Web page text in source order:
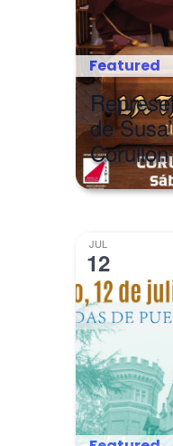
Featured
de
Corullón
JUL
12